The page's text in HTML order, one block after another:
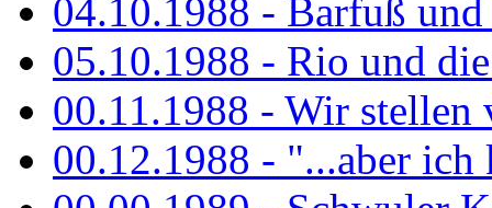
04.10.1988 - Barfuß und
05.10.1988 - Rio und
00.11.1988 - Wir stellen
00.12.1988 - "...aber ich